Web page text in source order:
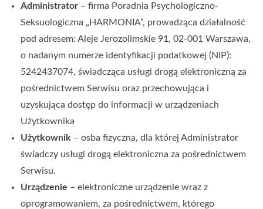
Administrator – firma Poradnia Psychologiczno-
Seksuologiczna „HARMONIA”, prowadząca działalność
pod adresem: Aleje Jerozolimskie 91, 02-001 Warszawa,
o nadanym numerze identyfikacji podatkowej (NIP):
5242437074, świadcząca usługi drogą elektroniczną za
pośrednictwem Serwisu oraz przechowująca i
uzyskująca dostęp do informacji w urządzeniach
Użytkownika
Użytkownik – osba fizyczna, dla której Administrator
świadczy usługi drogą elektroniczna za pośrednictwem
Serwisu.
Urządzenie – elektroniczne urządzenie wraz z
oprogramowaniem, za pośrednictwem, którego